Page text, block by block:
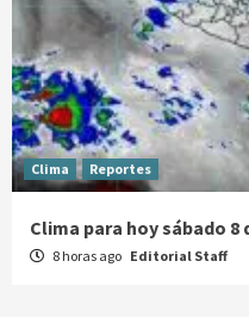
Clima Reportes
Clima para hoy sábado 8
8 horas ago Editorial Staff